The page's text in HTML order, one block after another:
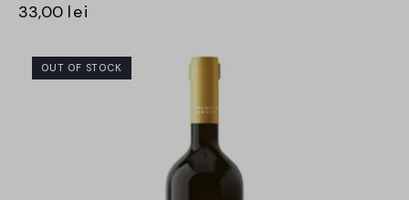
33,00 lei
OUT OF STOCK